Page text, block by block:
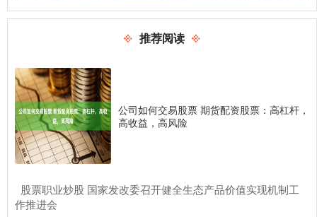
推荐阅读
公司如何交易股票 期货配资股票：高杠杆，
高收益，高风险
​股票职业炒股 国家发改委召开健全生态产品价值实现机制工
作推进会